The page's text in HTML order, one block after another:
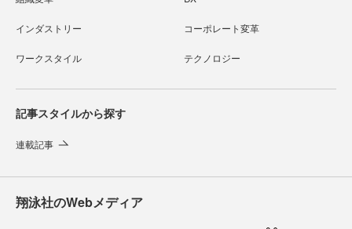
インダストリー コーポレート変革
ワークスタイル テクノロジー
記事スタイルから探す
連載記事
翔泳社のWebメディア